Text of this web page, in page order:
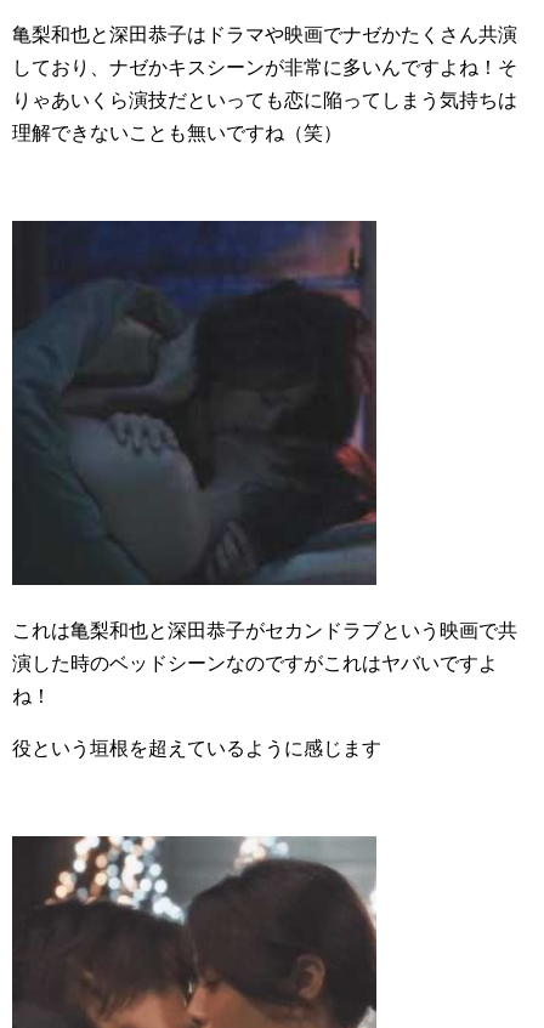
亀梨和也と深田恭子はドラマや映画でナゼかたくさん共演
しており、ナゼかキスシーンが非常に多いんですよね！そ
りゃあいくら演技だといっても恋に陥ってしまう気持ちは
理解できないことも無いですね（笑）
これは亀梨和也と深田恭子がセカンドラブという映画で共
演した時のベッドシーンなのですがこれはヤバいですよ
ね！
役という垣根を超えているように感じます